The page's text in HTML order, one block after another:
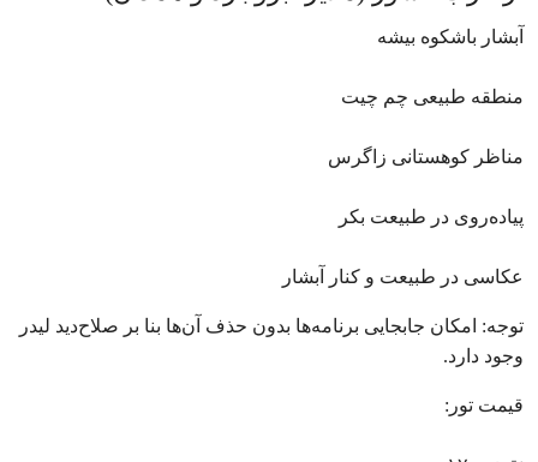
آبشار باشکوه بیشه
منطقه طبیعی چم چیت
مناظر کوهستانی زاگرس
پیاده‌روی در طبیعت بکر
عکاسی در طبیعت و کنار آبشار
توجه: امکان جابجایی برنامه‌ها بدون حذف آن‌ها بنا بر صلاح‌دید لیدر
وجود دارد.
قیمت تور: